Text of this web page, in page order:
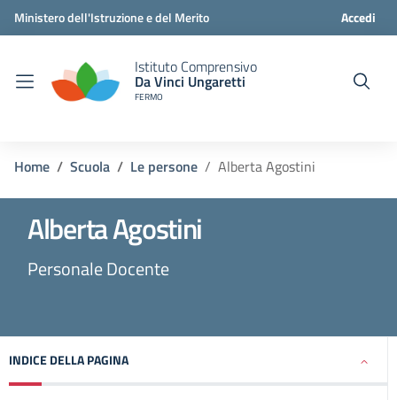
Ministero dell'Istruzione e del Merito Accedi
Istituto Comprensivo
Da Vinci Ungaretti
FERMO
Home Scuola Le persone Alberta Agostini
Alberta Agostini
Personale Docente
INDICE DELLA PAGINA